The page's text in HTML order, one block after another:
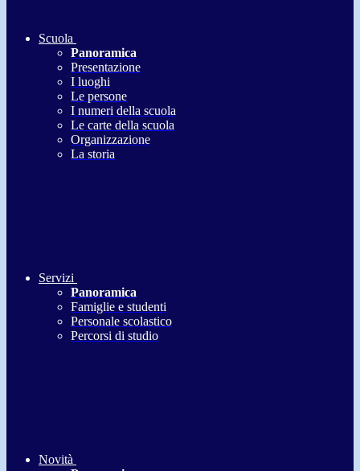
Scuola
Panoramica
Presentazione
I luoghi
Le persone
I numeri della scuola
Le carte della scuola
Organizzazione
La storia
Servizi
Panoramica
Famiglie e studenti
Personale scolastico
Percorsi di studio
Novità